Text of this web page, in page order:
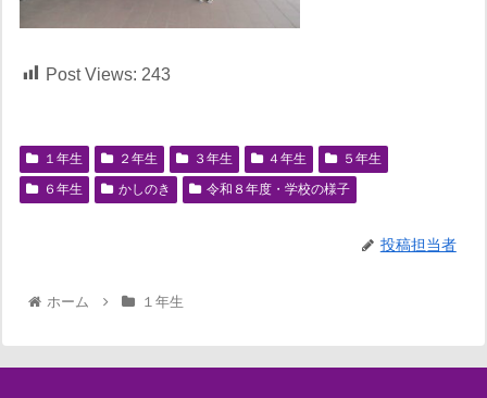
Post Views: 243
１年生 ２年生 ３年生 ４年生
５年生
６年生
かしのき 令和８年度・学校の様子
投稿担当者
ホーム １年生